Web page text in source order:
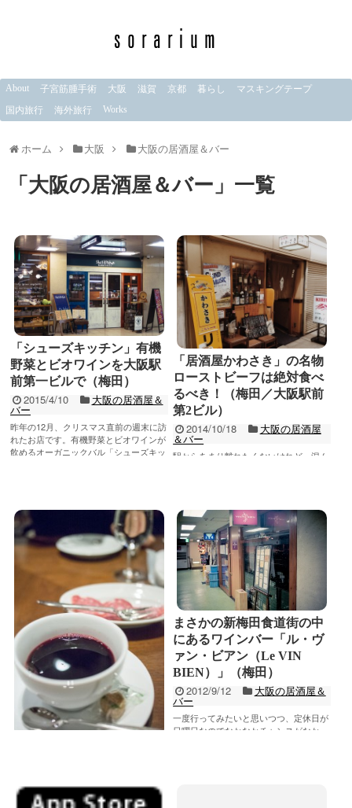
About 子宮筋腫手術 大阪 滋賀 京都 暮らし
マスキングテープ
国内旅行
海外旅行 Works
ホーム 大阪 大阪の居酒屋＆バー
「 大阪の居酒屋＆バー 」 一覧
「シューズキッチン」有機
野菜とビオワインを大阪駅
前第一ビルで（梅田）
2015/4/10 大阪の居酒屋＆
バー
昨年の12月、クリスマス直前の週末に訪
れたお店です。有機野菜とビオワインが
飲めるオーガニックバル「シューズキッ
「居酒屋かわさき」の名物
ローストビーフは絶対食べ
るべき！（梅田／大阪駅前
第2ビル）
2014/10/18 大阪の居酒屋
＆バー
駅からあまり離れたくないけれど、混ん
阪）
まさかの新梅田食道街の中
にあるワインバー「ル・ヴ
ァン・ビアン（Le VIN
BIEN）」（梅田）
2012/9/12 大阪の居酒屋＆
バー
一度行ってみたいと思いつつ、定休日が
日曜日なのでなかなかチャンスがなかっ